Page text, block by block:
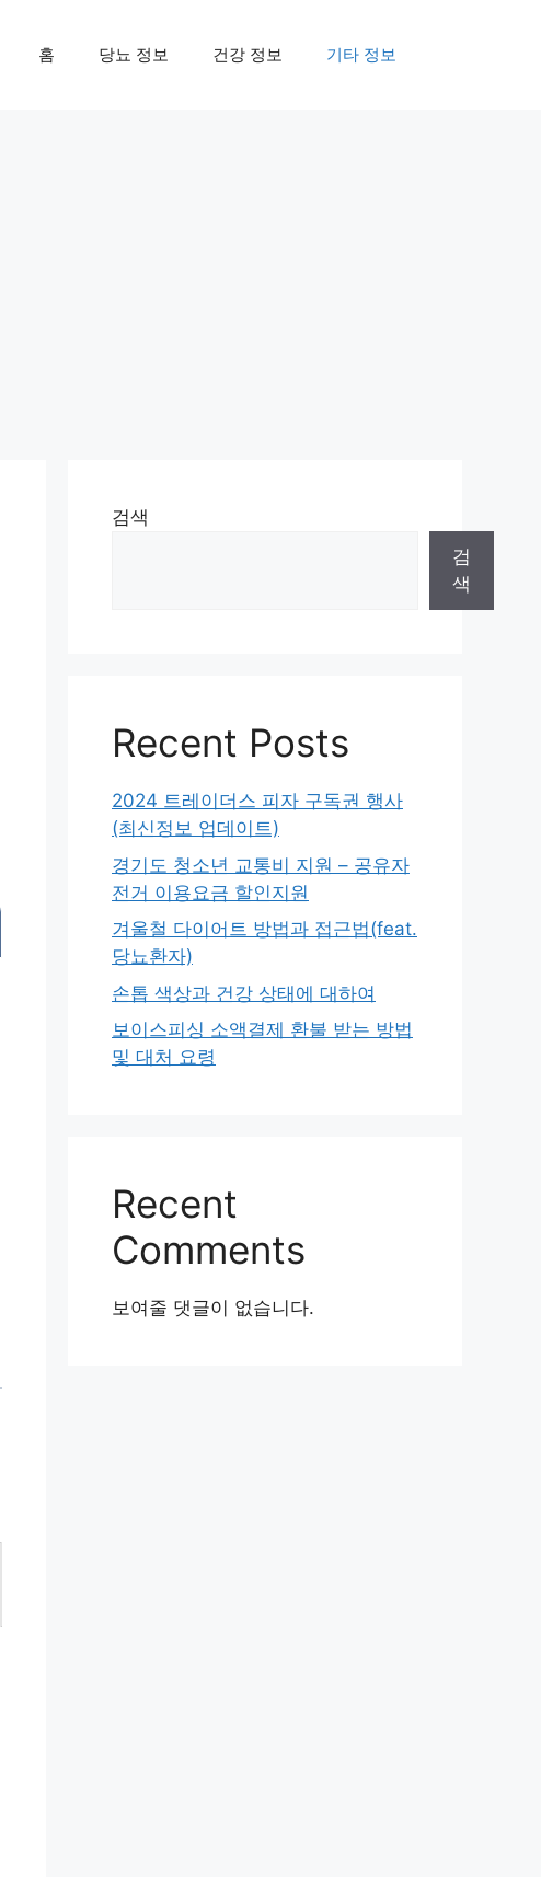
홈 당뇨 정보 건강 정보 기타 정보
검색
검
색
Recent Posts
2024 트레이더스 피자 구독권 행사
(최신정보 업데이트)
경기도 청소년 교통비 지원 – 공유자
전거 이용요금 할인지원
겨울철 다이어트 방법과 접근법(feat.
당뇨환자)
손톱 색상과 건강 상태에 대하여
보이스피싱 소액결제 환불 받는 방법
및 대처 요령
Recent
Comments
보여줄 댓글이 없습니다.